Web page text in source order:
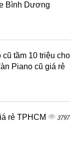
Bình Dương
tầm 10 triệu cho
Piano cũ giá rẻ
rẻ TPHCM 3797